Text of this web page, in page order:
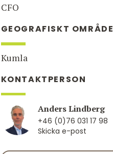
CFO
GEOGRAFISKT OMRÅDE
Kumla
KONTAKTPERSON
Anders Lindberg
+46 (0)76 031 17 98
Skicka e-post